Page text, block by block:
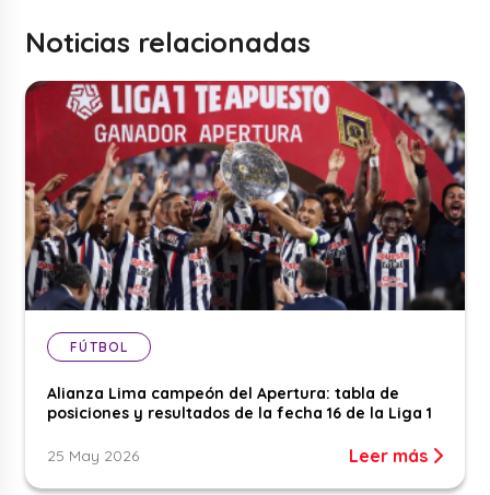
Noticias relacionadas
FÚTBOL
Alianza Lima campeón del Apertura: tabla de
posiciones y resultados de la fecha 16 de la Liga 1
25 May 2026 Leer más